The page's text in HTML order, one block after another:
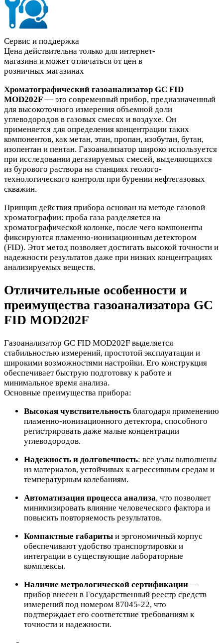
Сервис и поддержка
Цена действительна только для интернет-
магазина и может отличаться от цен в
розничных магазинах
Хроматографический газоанализатор GC FID
MOD202F — это современный прибор, предназначенный
для высокоточного измерения объемной доли
углеводородов в газовых смесях и воздухе. Он
применяется для определения концентрации таких
компонентов, как метан, этан, пропан, изобутан, бутан,
изопентан и пентан. Газоанализатор широко используется
при исследовании дегазируемых смесей, выделяющихся
из бурового раствора на станциях геолого-
технологического контроля при бурении нефтегазовых
скважин.
Принцип действия прибора основан на методе газовой
хроматографии: проба газа разделяется на
хроматографической колонке, после чего компоненты
фиксируются пламенно-ионизационным детектором
(FID). Этот метод позволяет достигать высокой точности и
надежности результатов даже при низких концентрациях
анализируемых веществ.
Отличительные особенности и
преимущества газоанализатора GC
FID MOD202F
Газоанализатор GC FID MOD202F выделяется
стабильностью измерений, простотой эксплуатации и
широкими возможностями настройки. Его конструкция
обеспечивает быструю подготовку к работе и
минимальное время анализа.
Основные преимущества прибора:
Высокая чувствительность благодаря применению
пламенно-ионизационного детектора, способного
регистрировать даже малые концентрации
углеводородов.
Надежность и долговечность: все узлы выполнены
из материалов, устойчивых к агрессивным средам и
температурным колебаниям.
Автоматизация процесса анализа, что позволяет
минимизировать влияние человеческого фактора и
повысить повторяемость результатов.
Компактные габариты и эргономичный корпус
обеспечивают удобство транспортировки и
интеграции в существующие лабораторные
комплексы.
Наличие метрологической сертификации —
прибор внесен в Государственный реестр средств
измерений под номером 87045-22, что
подтверждает его соответствие требованиям к
точности и надежности.